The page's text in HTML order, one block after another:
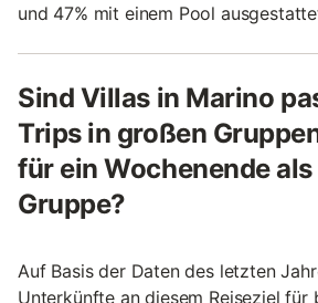
und 47% mit einem Pool
Sind Villas in Marino
Trips in großen
für ein Wochenende
Gruppe?
Auf Basis der Daten des letzten
Unterkünfte an diesem Reiseziel für